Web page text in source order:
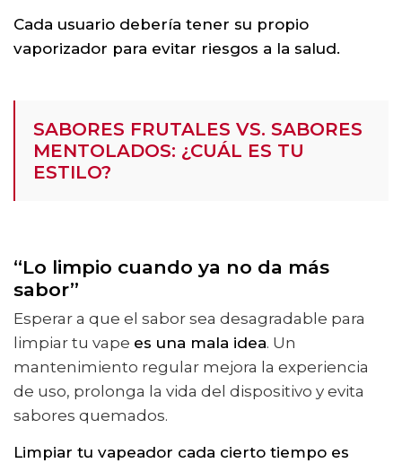
Cada usuario debería tener su propio
vaporizador para evitar riesgos a la salud.
SABORES FRUTALES VS. SABORES
MENTOLADOS: ¿CUÁL ES TU
ESTILO?
“Lo limpio cuando ya no da más
sabor”
Esperar a que el sabor sea desagradable para
limpiar tu vape es una mala idea. Un
mantenimiento regular mejora la experiencia
de uso, prolonga la vida del dispositivo y evita
sabores quemados.
Limpiar tu vapeador cada cierto tiempo es